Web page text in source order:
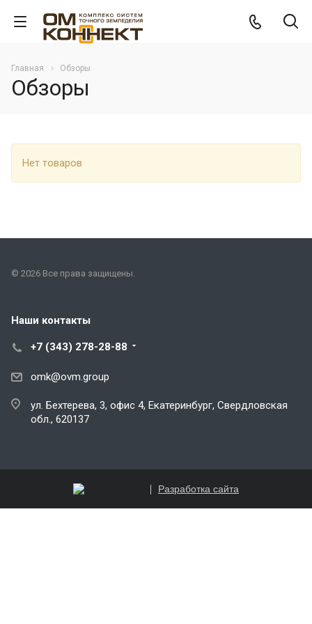
Главная Обзоры
Обзоры
Нет товаров
© 2026 Все права защищены.
Наши контакты
+7 (343) 278-28-88
omk@ovm.group
ул. Бехтерева, 3, офис 4, Екатеринбург, Свердловская
обл., 620137
Разработка сайта